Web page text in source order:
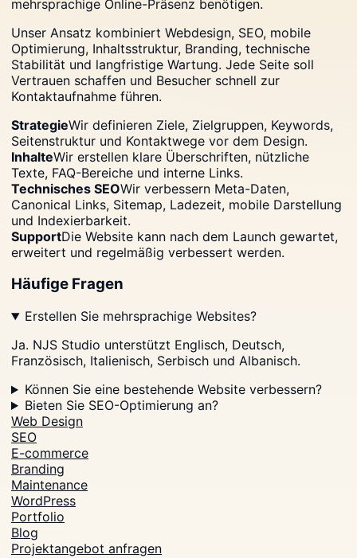
mehrsprachige Online-Präsenz benötigen.
Unser Ansatz kombiniert Webdesign, SEO, mobile
Optimierung, Inhaltsstruktur, Branding, technische
Stabilität und langfristige Wartung. Jede Seite soll
Vertrauen schaffen und Besucher schnell zur
Kontaktaufnahme führen.
StrategieWir definieren Ziele, Zielgruppen, Keywords,
Seitenstruktur und Kontaktwege vor dem Design.
InhalteWir erstellen klare Überschriften, nützliche
Texte, FAQ-Bereiche und interne Links.
Technisches SEOWir verbessern Meta-Daten,
Canonical Links, Sitemap, Ladezeit, mobile Darstellung
und Indexierbarkeit.
SupportDie Website kann nach dem Launch gewartet,
erweitert und regelmäßig verbessert werden.
Häufige Fragen
Erstellen Sie mehrsprachige Websites?
Ja. NJS Studio unterstützt Englisch, Deutsch,
Französisch, Italienisch, Serbisch und Albanisch.
Können Sie eine bestehende Website verbessern?
Bieten Sie SEO-Optimierung an?
Web Design
SEO
E-commerce
Branding
Maintenance
WordPress
Portfolio
Blog
Projektangebot anfragen